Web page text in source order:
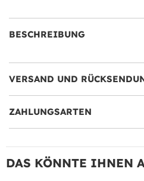
BESCHREIBUNG
VERSAND UND
ZAHLUNGSARTEN
DAS KÖNNTE IHNEN